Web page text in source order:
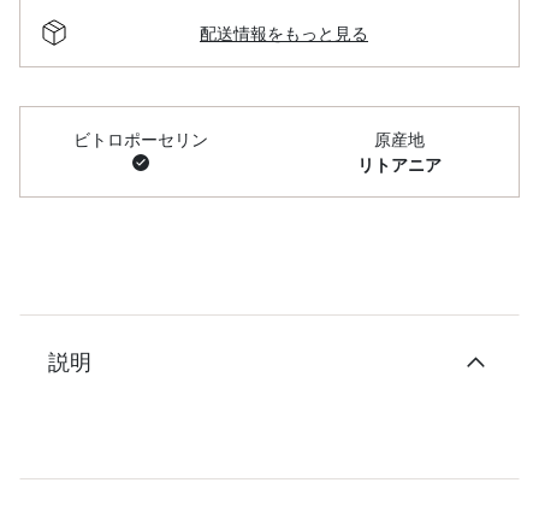
配送情報をもっと見る
ビトロポーセリン
原産地
リトアニア
説明